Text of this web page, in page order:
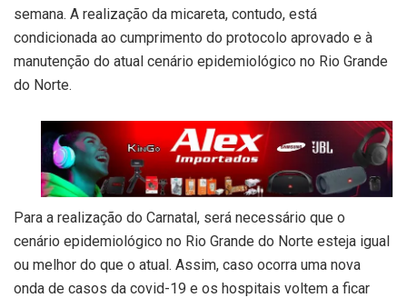
semana. A realização da micareta, contudo, está
condicionada ao cumprimento do protocolo aprovado e à
manutenção do atual cenário epidemiológico no Rio Grande
do Norte.
Para a realização do Carnatal, será necessário que o
cenário epidemiológico no Rio Grande do Norte esteja igual
ou melhor do que o atual. Assim, caso ocorra uma nova
onda de casos da covid-19 e os hospitais voltem a ficar